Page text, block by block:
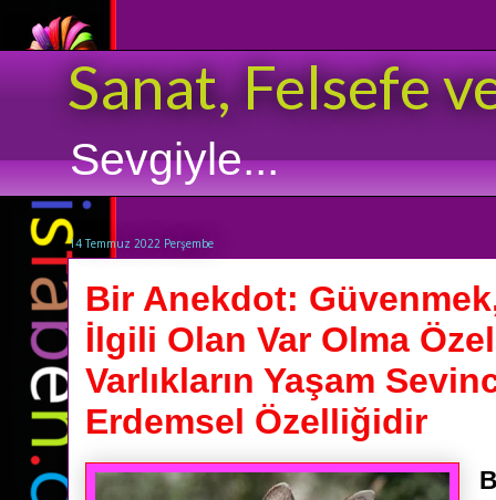
Sanat, Felsefe
Sevgiyle...
14 Temmuz 2022 Perşembe
Bir Anekdot:
İlgili Olan Var Olma
Varlıkların Yaşam
Erdemsel Özelliğidir